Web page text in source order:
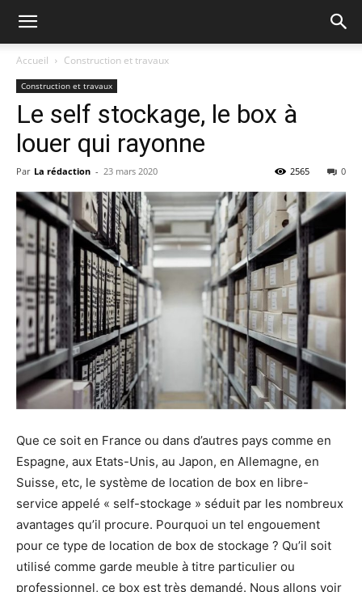
Accueil Construction et travaux
Construction et travaux
Le self stockage, le box à
louer qui rayonne
Par La rédaction - 23 mars 2020 0
2565
Que ce soit en France ou dans d’autres pays comme en
Espagne, aux Etats-Unis, au Japon, en Allemagne, en
Suisse, etc, le système de location de box en libre-
service appelé « self-stockage » séduit par les nombreux
avantages qu’il procure. Pourquoi un tel engouement
pour ce type de location de box de stockage ? Qu’il soit
utilisé comme garde meuble à titre particulier ou
professionnel, ce box est très demandé. Nous allons voir